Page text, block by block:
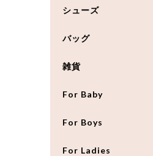
シューズ
バッグ
雑貨
For Baby
For Boys
For Ladies